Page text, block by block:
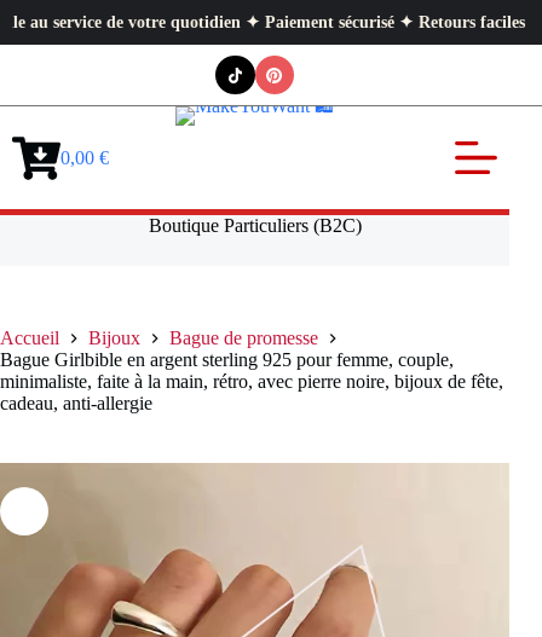
de votre quotidien ✦ Paiement sécurisé ✦ Retours faciles
Panier0,00 €
Boutique Particuliers (B2C)
Accueil Bijoux
Bague de promesse
Bague Girlbible en argent sterling 925 pour femme, couple,
minimaliste, faite à la main, rétro, avec pierre noire, bijoux de fête,
cadeau, anti-allergie